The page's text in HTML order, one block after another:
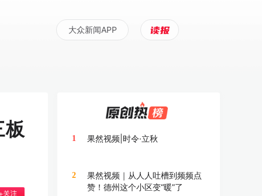
大众新闻APP
板 1 果然视频|时令·立秋
2
果然视频｜从人人吐槽到频频点
赞！德州这个小区变“暖”了